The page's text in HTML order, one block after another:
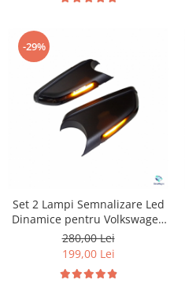
-29%
Set 2 Lampi Semnalizare Led
Dinamice pentru Volkswagen
& Skoda
280,00 Lei
199,00 Lei